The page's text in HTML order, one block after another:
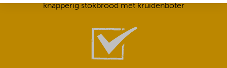
knapperig stokbrood met kruidenboter